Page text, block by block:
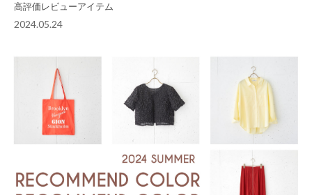
高評価レビューアイテム
2024.05.24